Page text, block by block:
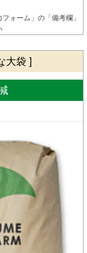
ォーム」の「備考欄」
大袋 ]